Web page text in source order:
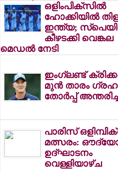
ഒളിംപിക്‌സില്‍
ഹോക്കിയില്‍
ഇന്ത്യ;
കീഴടക്കി വെങ്കല
മെഡല്‍ നേടി
ഇംഗ്ലണ്ട്
മുന്‍ താരം
തോര്‍പ്പ്
പാരിസ്
മത്സരം:
ഉദ്ഘാടനം
വെള്ളിയാഴ്ച